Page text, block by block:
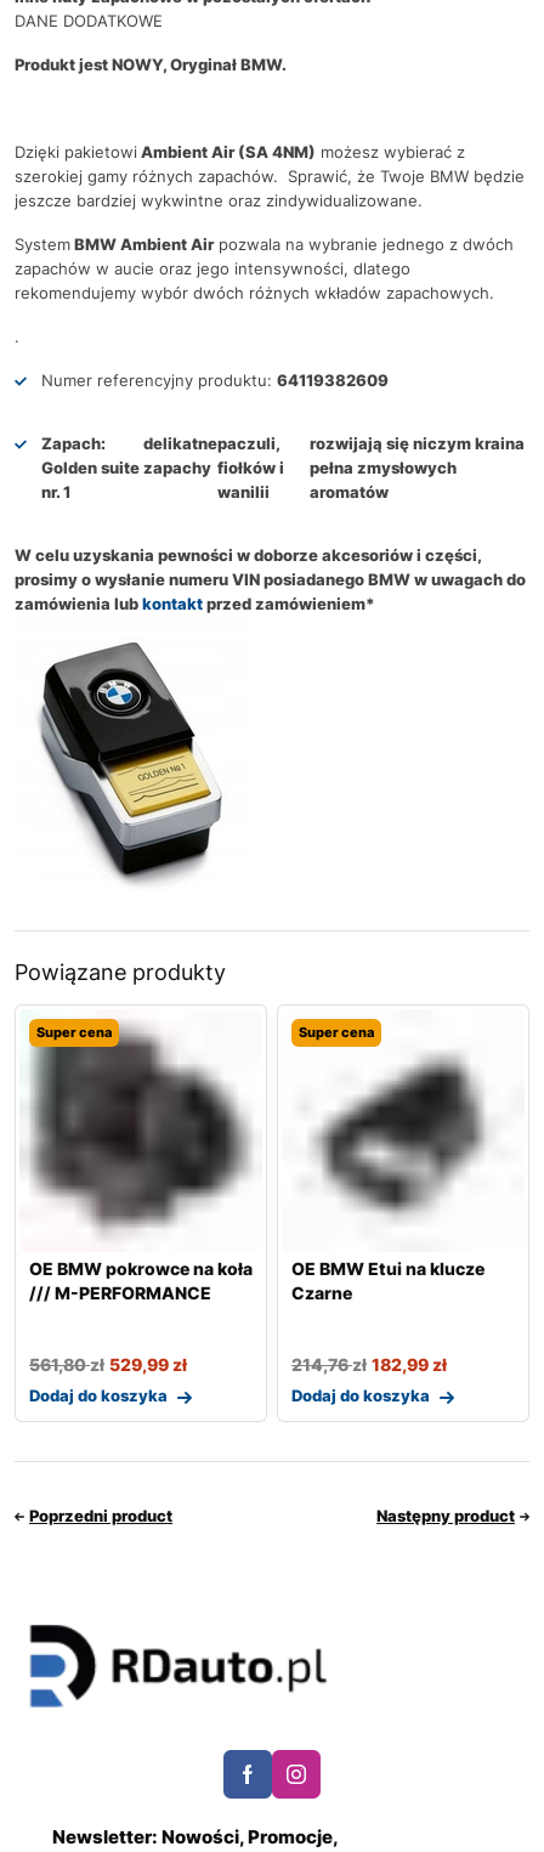
DANE DODATKOWE
Produkt jest NOWY, Oryginał BMW.
Dzięki pakietowi Ambient Air (SA 4NM) możesz wybierać z
szerokiej gamy różnych zapachów. Sprawić, że Twoje BMW będzie
jeszcze bardziej wykwintne oraz zindywidualizowane.
SystemBMW Ambient Airpozwala na wybranie jednego z dwóch
zapachów w aucie oraz jego intensywności, dlatego
rekomendujemy wybór dwóch różnych wkładów zapachowych.
.
Numer referencyjny produktu: 64119382609
Zapach:
Golden suite
nr. 1
delikatne
zapachy
paczuli,
fiołków i
wanilii
rozwijają się niczym kraina
pełna zmysłowych
aromatów
W celu uzyskania pewności w doborze akcesoriów i części,
prosimy o wysłanie numeru VIN posiadanego BMW w uwagach do
zamówienia lubkontaktprzed zamówieniem*
Powiązane produkty
Super cena
OE BMW pokrowce na koła
/// M-PERFORMANCE
561,80zł 529,99zł
Dodaj do koszyka
Super cena
OE BMW Etui na klucze
Czarne
214,76zł 182,99zł
Dodaj do koszyka
Poprzedni product Następny product
Newsletter: Nowości, Promocje,